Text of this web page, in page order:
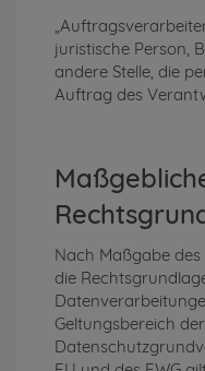
juristische Person,
andere Stelle, die
Auftrag des
Nach Maßgabe des
die
Geltungsbereich der